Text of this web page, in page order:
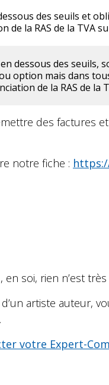
des seuils et
de la RAS de la TVA
dessous des seuils,
option mais dans
de la RAS de la
des factures
notre fiche :
soi, rien n’est
artiste auteur,
votre Expert-